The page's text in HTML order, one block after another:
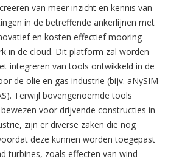
van meer inzicht en kennis van
in de betreffende ankerlijnen met
en kosten effectief mooring
in de cloud. Dit platform zal worden
integreren van tools ontwikkeld in de
de olie en gas industrie (bijv. aNySIM
Terwijl bovengenoemde tools
voor drijvende constructies in
zijn er diverse zaken die nog
deze kunnen worden toegepast
turbines, zoals effecten van wind